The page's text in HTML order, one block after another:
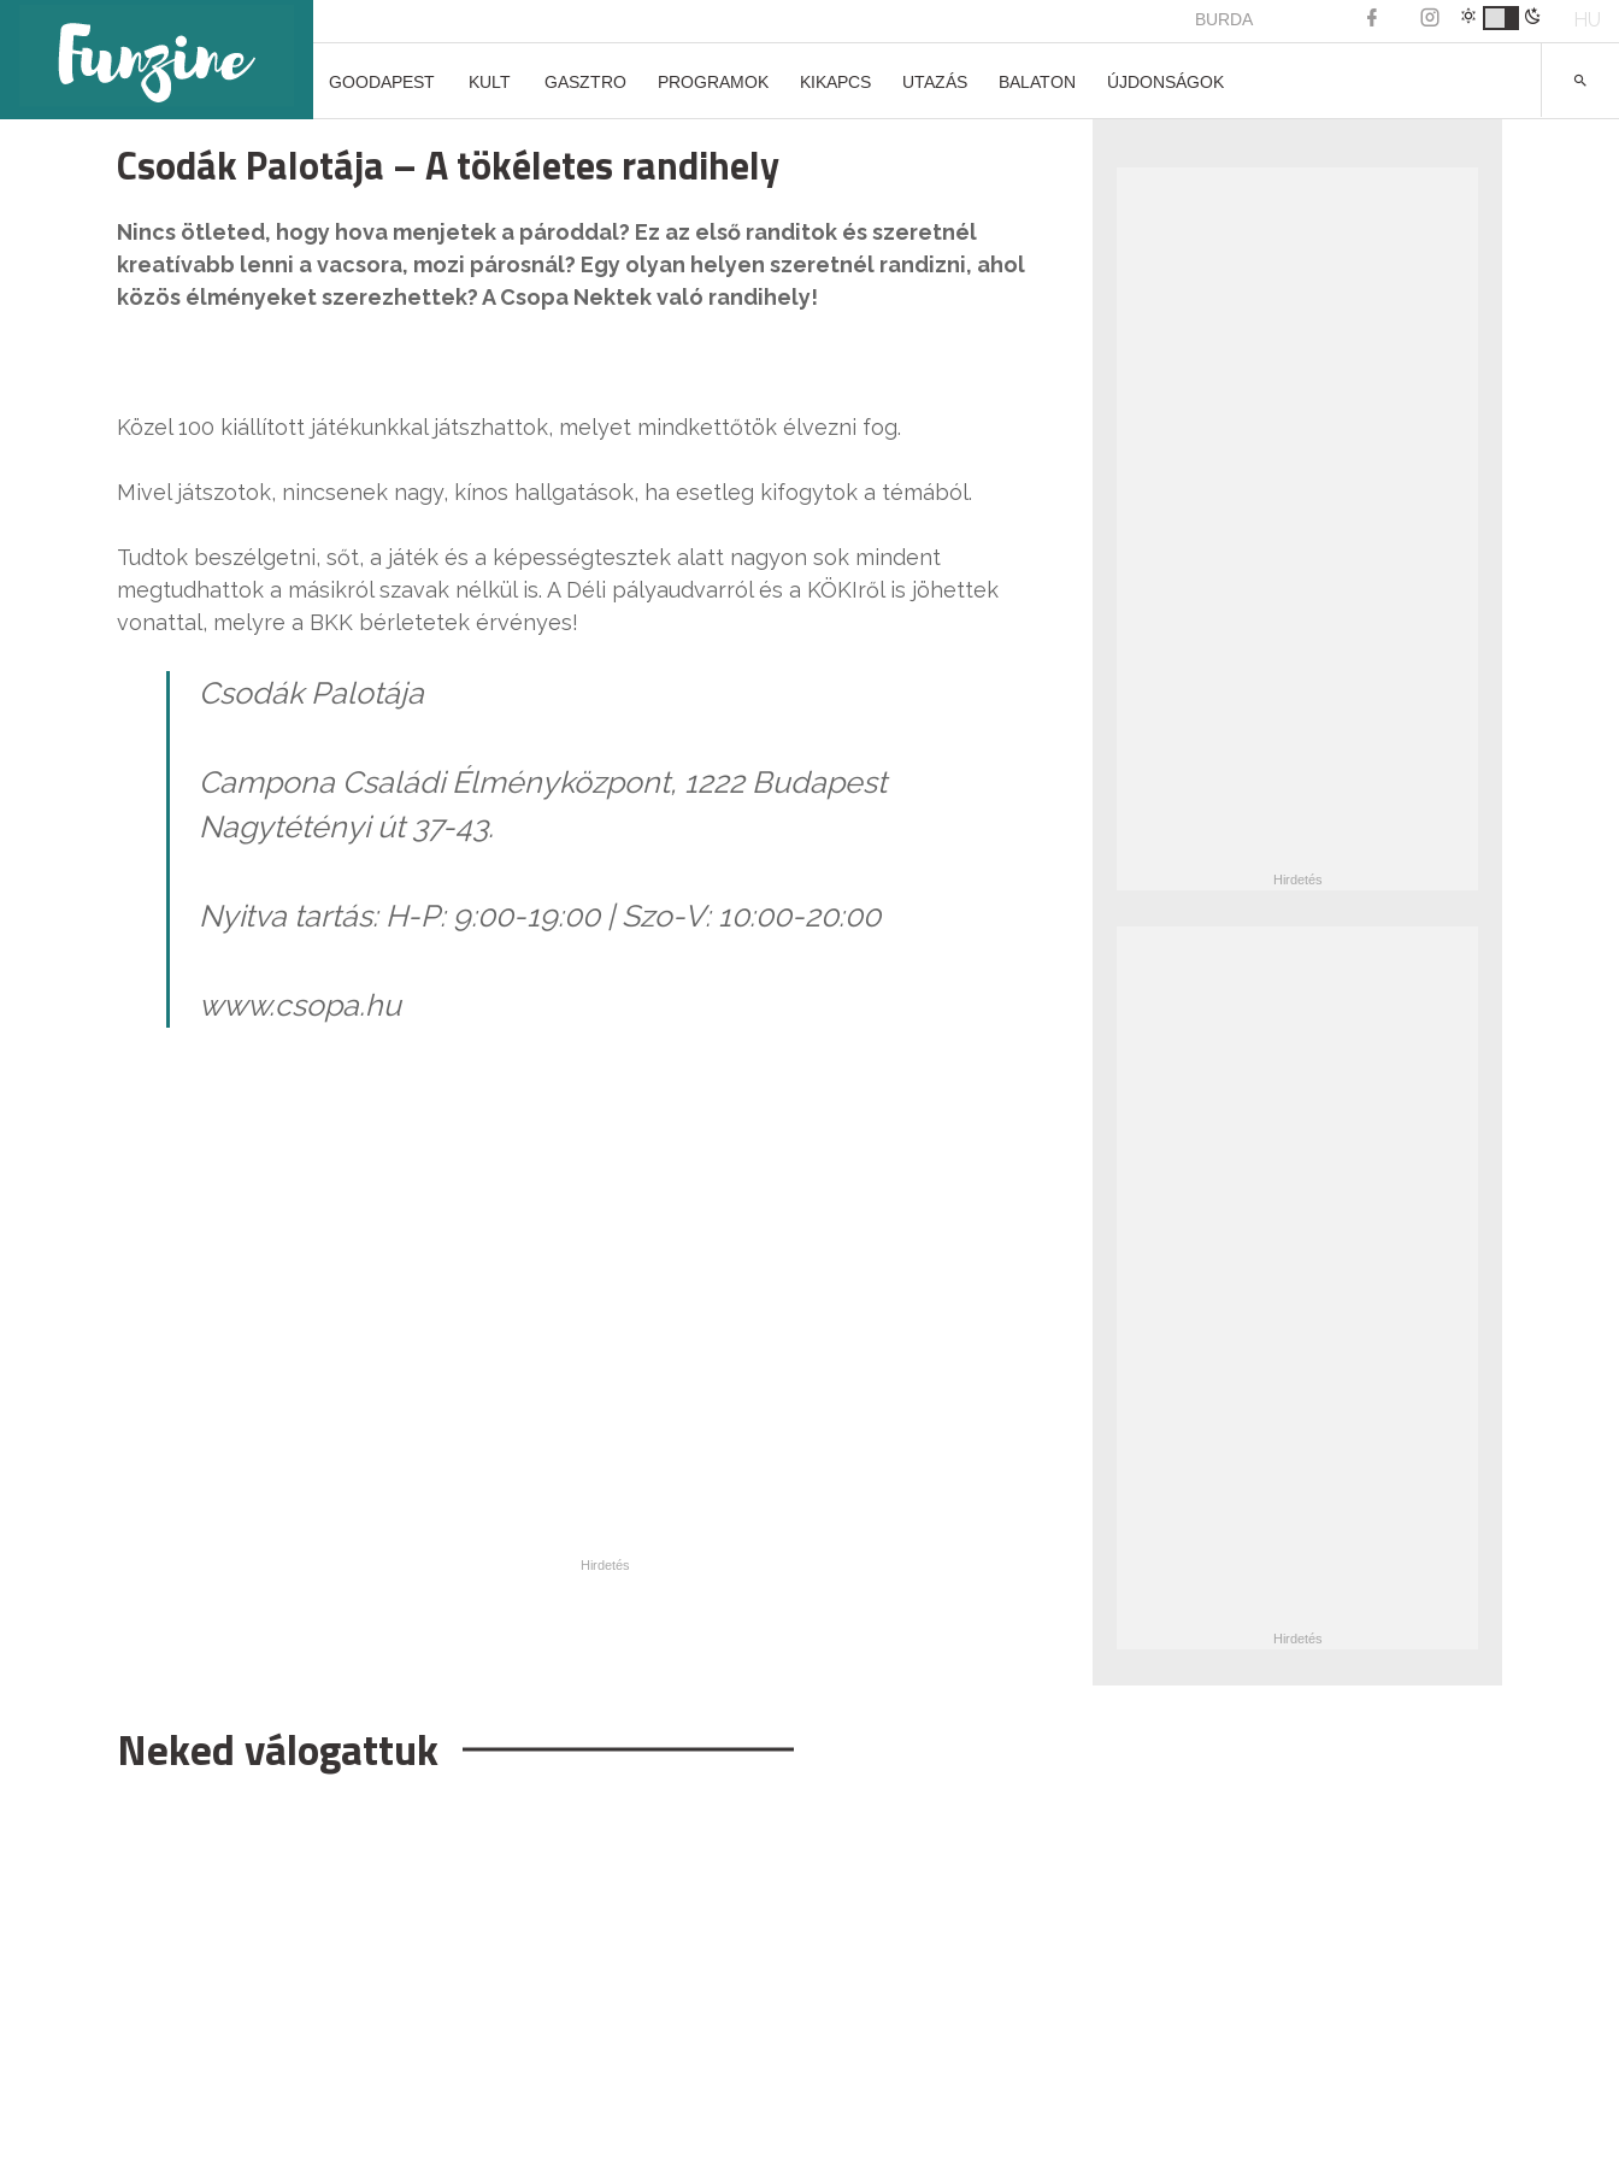
BURDA HU
GOODAPEST KULT GASZTRO PROGRAMOK KIKAPCS UTAZÁS BALATON ÚJDONSÁGOK
Csodák Palotája – A tökéletes randihely
Nincs ötleted, hogy hova menjetek a pároddal? Ez az első randitok és szeretnél
kreatívabb lenni a vacsora, mozi párosnál? Egy olyan helyen szeretnél randizni, ahol
közös élményeket szerezhettek? A Csopa Nektek való randihely!
Közel 100 kiállított játékunkkal játszhattok, melyet mindkettőtök élvezni fog.
Mivel játszotok, nincsenek nagy, kínos hallgatások, ha esetleg kifogytok a témából.
Tudtok beszélgetni, sőt, a játék és a képességtesztek alatt nagyon sok mindent
megtudhattok a másikról szavak nélkül is. A Déli pályaudvarról és a KÖKIről is jöhettek
vonattal, melyre a BKK bérletetek érvényes!
Csodák Palotája
Campona Családi Élményközpont, 1222 Budapest
Nagytétényi út 37-43.
Nyitva tartás: H-P: 9:00-19:00 | Szo-V: 10:00-20:00
www.csopa.hu
Neked válogattuk